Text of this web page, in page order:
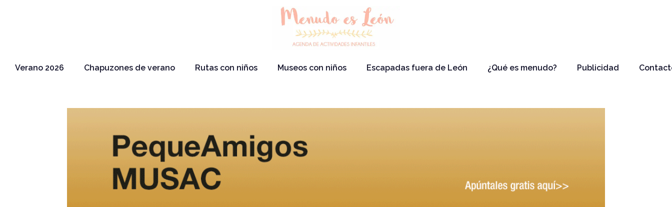
Verano 2026 Chapuzones de verano Rutas con niños Museos con niños Escapadas fuera de León ¿Qué es menudo? Publicidad